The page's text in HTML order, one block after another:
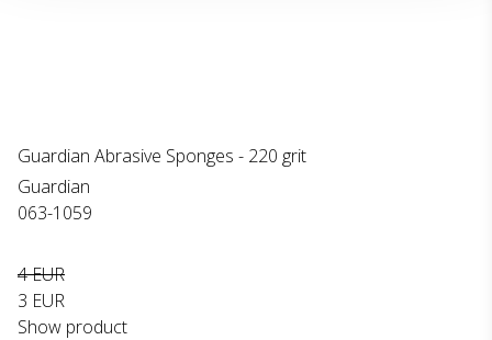
Guardian Abrasive Sponges - 220 grit
Guardian
063-1059
4 EUR
3 EUR
Show product